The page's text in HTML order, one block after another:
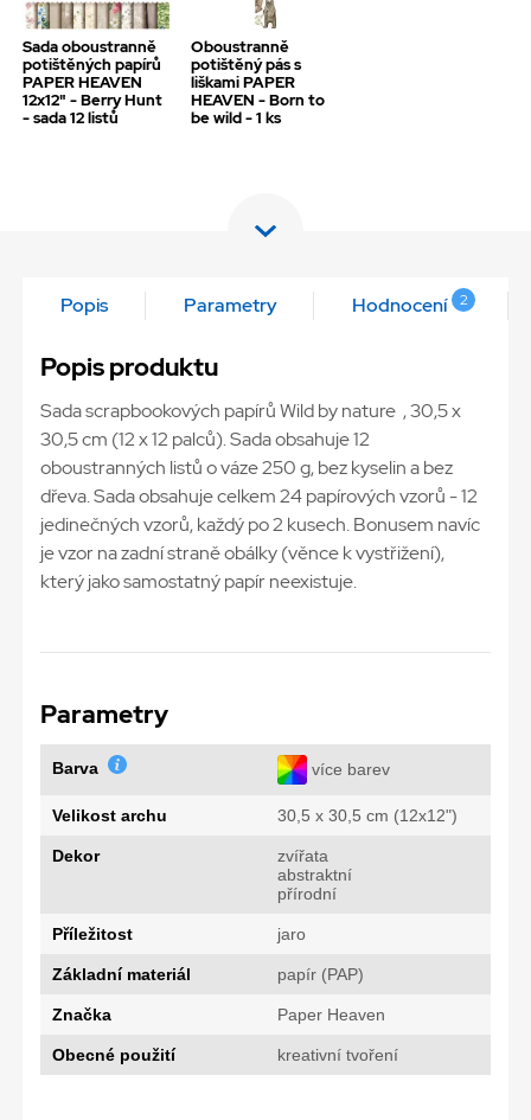
Sada oboustranně
potištěných papírů
PAPER HEAVEN
12x12" - Berry Hunt
- sada 12 listů
Oboustranně
potištěný pás s
liškami PAPER
HEAVEN - Born to
be wild - 1 ks
Popis Parametry Hodnocení 2
Popis produktu
Sada scrapbookových papírů Wild by nature , 30,5 x
30,5 cm (12 x 12 palců). Sada obsahuje 12
oboustranných listů o váze 250 g, bez kyselin a bez
dřeva. Sada obsahuje celkem 24 papírových vzorů - 12
jedinečných vzorů, každý po 2 kusech. Bonusem navíc
je vzor na zadní straně obálky (věnce k vystřižení),
který jako samostatný papír neexistuje.
Parametry
Barva více barev
Velikost archu 30,5 x 30,5 cm (12x12")
Dekor
zvířata
abstraktní
přírodní
Příležitost jaro
Základní materiál papír (PAP)
Značka Paper Heaven
Obecné použití kreativní tvoření